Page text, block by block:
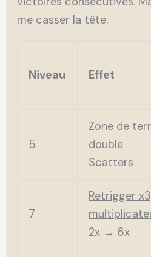
me casser la tête.
Niveau Effet
5
Zone de
double
Scatters
7
Retrigger
2x → 6x